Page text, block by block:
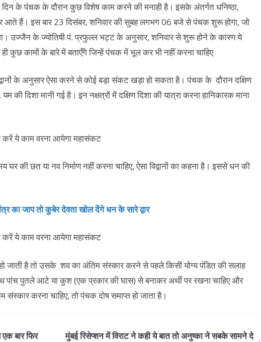
दिन के पंचक के दौरान कुछ विशेष काम करने की मनाही है। इसके अंतर्गत धनिष्ठा,
आते हैं। इस बार 23 दिसंबर, शनिवार की सुबह लगभग 06 बजे से पंचक शुरू होगा, जो
उज्जैन के ज्योतिषी पं. प्रफुल्ल भट्ट के अनुसार, शनिवार से शुरू होने के कारण ये
कामों के बारे में बताएँगे जिन्हें पंचक में भूल कर भी नहीं करना चाहिए
के अनुसार ऐसा करने से कोई बड़ा संकट खड़ा हो सकता है। पंचक के दौरान दक्षिण
यम की दिशा मानी गई है। इन नक्षत्रों में दक्षिण दिशा की यात्रा करना हानिकारक माना
की छत या नव निर्माण नहीं करना चाहिए, ऐसा विद्वानों का कहना है। इससे धन की
का जाप तो कुबेर देवता खोल देंगे धन के सारे द्वार
जाती है तो उसके शव का अंतिम संस्कार करने से पहले किसी योग्य पंडित की सलाह
पांच पुतले आटे या कुश (एक प्रकार की घास) से बनाकर अर्थी पर रखना चाहिए और
संस्कार करना चाहिए, तो पंचक दोष समाप्त हो जाता है।
बार फिर
मुंबई रिसेप्शन में विराट ने कही ये बात तो अनुष्का ने सबके सामने दे